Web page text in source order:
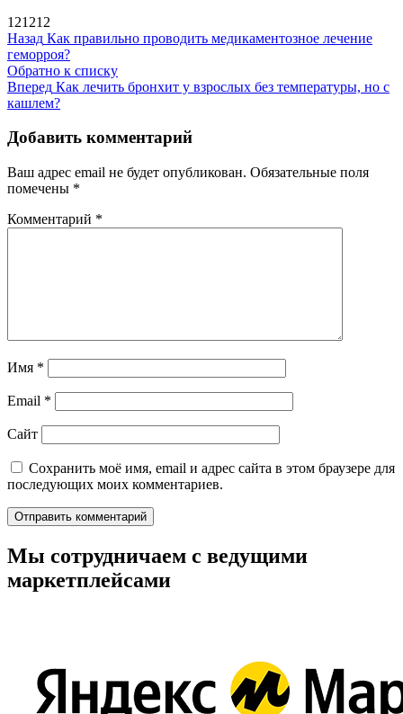
121212
Назад Как правильно проводить медикаментозное лечение
геморроя?
Обратно к списку
Вперед Как лечить бронхит у взрослых без температуры, но с
кашлем?
Добавить комментарий
Ваш адрес email не будет опубликован. Обязательные поля
помечены *
Комментарий *
Имя *
Email *
Сайт
Сохранить моё имя, email и адрес сайта в этом браузере для
последующих моих комментариев.
Мы сотрудничаем с ведущими
маркетплейсами